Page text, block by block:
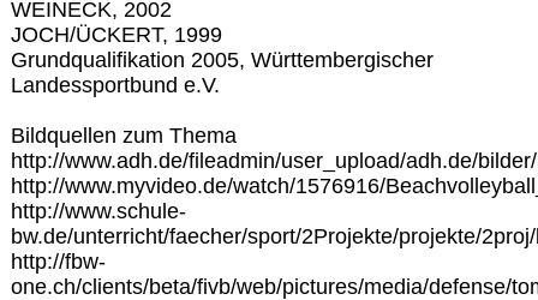
WEINECK, 2002
JOCH/ÜCKERT, 1999
Grundqualifikation 2005, Württembergischer
Landessportbund e.V.
Bildquellen zum Thema
http://www.adh.de/fileadmin/user_upload/adh.de/
http://www.myvideo.de/watch/1576916/
http://www.schule-
bw.de/unterricht/faecher/sport/2Projekte/projekte/
http://fbw-
one.ch/clients/beta/fivb/web/pictures/media/defense/